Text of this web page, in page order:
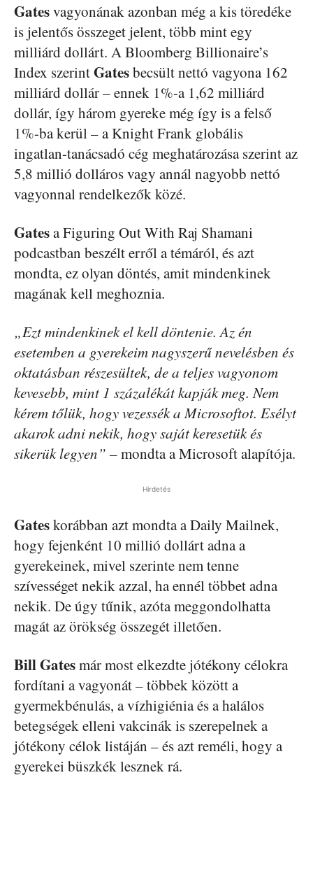
Gatesvagyonának azonban még a kis töredéke
is jelentős összeget jelent, több mint egy
milliárd dollárt. A Bloomberg Billionaire’s
Index szerintGatesbecsült nettó vagyona 162
milliárd dollár – ennek 1%-a 1,62 milliárd
dollár, így három gyereke még így is a felső
1%-ba kerül – a Knight Frank globális
ingatlan-tanácsadó cég meghatározása szerint az
5,8 millió dolláros vagy annál nagyobb nettó
vagyonnal rendelkezők közé.
Gatesa Figuring Out With Raj Shamani
podcastban beszélt erről a témáról, és azt
mondta, ez olyan döntés, amit mindenkinek
magának kell meghoznia.
„Ezt mindenkinek el kell döntenie. Az én
esetemben a gyerekeim nagyszerű nevelésben és
oktatásban részesültek, de a teljes vagyonom
kevesebb, mint 1 százalékát kapják meg. Nem
kérem tőlük, hogy vezessék a Microsoftot. Esélyt
akarok adni nekik, hogy saját keresetük és
sikerük legyen” – mondta a Microsoft alapítója.
Hirdetés
Gateskorábban azt mondta a Daily Mailnek,
hogy fejenként 10 millió dollárt adna a
gyerekeinek, mivel szerinte nem tenne
szívességet nekik azzal, ha ennél többet adna
nekik. De úgy tűnik, azóta meggondolhatta
magát az örökség összegét illetően.
Bill Gatesmár most elkezdte jótékony célokra
fordítani a vagyonát – többek között a
gyermekbénulás, a vízhigiénia és a halálos
betegségek elleni vakcinák is szerepelnek a
jótékony célok listáján – és azt reméli, hogy a
gyerekei büszkék lesznek rá.